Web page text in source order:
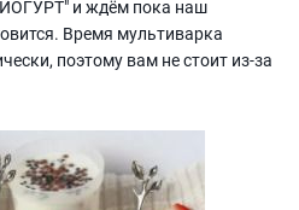
и ждём пока наш
Время мультиварка
поэтому вам не стоит из-за